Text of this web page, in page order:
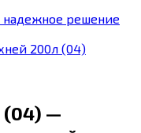
решение
200л (04)
(04) —